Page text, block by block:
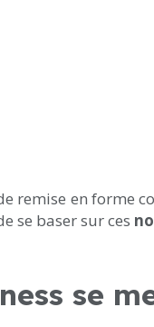
remise en forme
se baser sur ces
se